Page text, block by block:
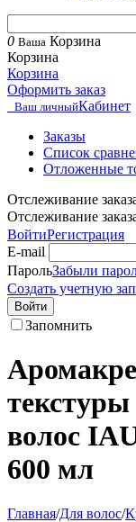
0 Ваша Корзина
Корзина
Корзина
Оформить заказ
Ваш личныйКабинет
Заказы
Список
Отложенные
Отслеживание
Отслеживание
ВойтиРегистрация
E-mail
ПарольЗабыли
Создать учетную
Войти
Запомнить
волос
600 мл
Главная/Для волос/